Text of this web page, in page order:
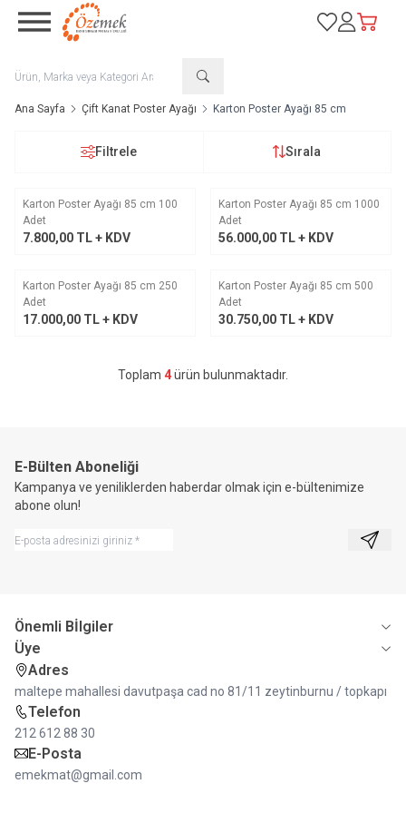
Favorilerim
Hesabım
Sepetim
Ana Sayfa Çift Kanat Poster Ayağı Karton Poster Ayağı 85 cm
Filtrele Sırala
Karton Poster Ayağı 85 cm 100
Adet
7.800,00 TL + KDV
Karton Poster Ayağı 85 cm 1000
Adet
56.000,00 TL + KDV
Karton Poster Ayağı 85 cm 250
Adet
17.000,00 TL + KDV
Karton Poster Ayağı 85 cm 500
Adet
30.750,00 TL + KDV
Toplam 4ürün bulunmaktadır.
E-Bülten Aboneliği
Kampanya ve yeniliklerden haberdar olmak için e-bültenimize
abone olun!
Kayıt
Önemli Bİlgiler
Üye
Adres
maltepe mahallesi davutpaşa cad no 81/11 zeytinburnu / topkapı
Telefon
212 612 88 30
E-Posta
emekmat@gmail.com